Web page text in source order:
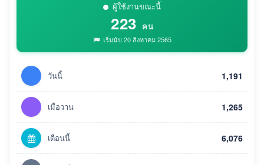
ผู้ใช้งานขณะนี้
223 คน
เริ่มนับ 20 สิงหาคม 2565
วันนี้ 1,191
เมื่อวาน 1,265
เดือนนี้ 6,076